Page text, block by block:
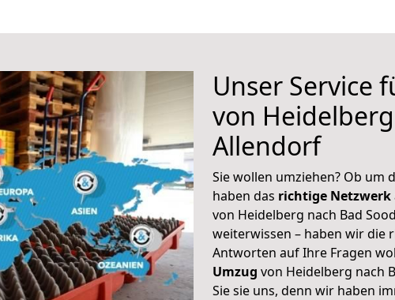
Unser Service
von
Allendorf
Sie wollen umziehen? Ob um
haben das richtige Netzwerk
von Heidelberg nach Bad
weiterwissen – haben wir die
Antworten auf Ihre Fragen
Umzug von Heidelberg nach
Sie sie uns, denn wir haben